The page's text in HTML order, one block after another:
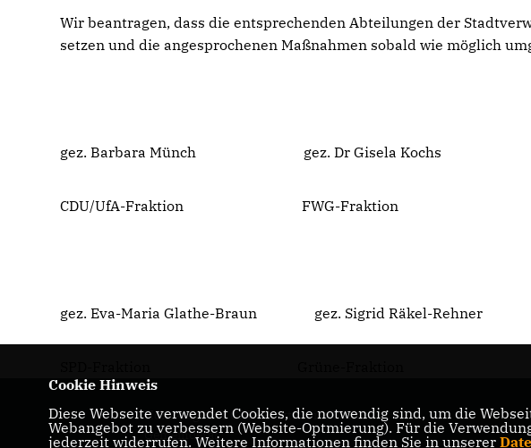
Wir beantragen, dass die entsprechenden Abteilungen der
setzen und die angesprochenen Maßnahmen sobald wie möglich
gez. Barbara Münch gez. Dr Gisela Kochs
CDU/UfA-Fraktion FWG-Fraktion
gez. Eva-Maria Glathe-Braun gez. Sigrid Räkel-Rehner
Homepage der CDU-Fraktion im Ulmer
Gemeinderat
Cookie Hinweis
Diese Webseite verwendet Cookies, die notwendig sind, um die
Webangebot zu verbessern (Website-Optmierung). Für die
jederzeit widerrufen. Weitere Informationen finden Sie in unserer